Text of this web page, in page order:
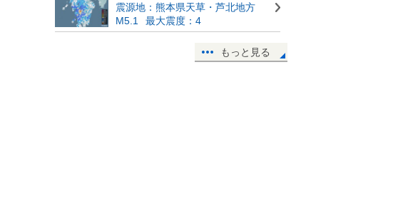
震源地：熊本県天草・芦北地方
M5.1
最大震度：4
もっと見る